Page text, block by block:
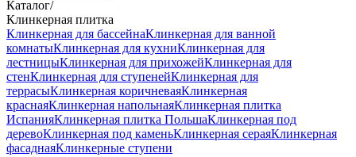
Каталог/
Клинкерная плитка
Клинкерная для бассейнаКлинкерная для ванной
комнатыКлинкерная для кухниКлинкерная для
лестницыКлинкерная для прихожейКлинкерная для
стенКлинкерная для ступенейКлинкерная для
террасыКлинкерная коричневаяКлинкерная
краснаяКлинкерная напольнаяКлинкерная плитка
ИспанияКлинкерная плитка ПольшаКлинкерная под
деревоКлинкерная под каменьКлинкерная сераяКлинкерная
фасаднаяКлинкерные ступени